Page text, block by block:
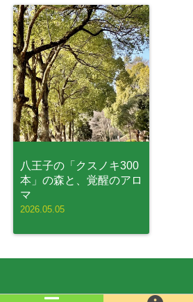
八王子の「クスノキ300
本」の森と、覚醒のアロ
マ
2026.05.05